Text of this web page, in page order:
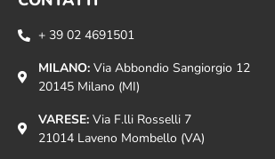
+ 39 02 4691501
MILANO:Via Abbondio Sangiorgio 12
20145 Milano (MI)
VARESE:Via F.lli Rosselli 7
21014 Laveno Mombello (VA)